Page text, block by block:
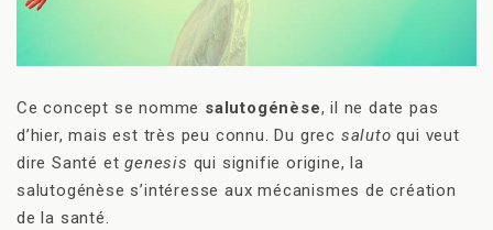
Ce concept se nomme salutogénèse, il ne date pas
d’hier, mais est très peu connu. Du grec saluto qui veut
dire Santé etgenesis qui signifie origine, la
salutogénèse s’intéresse aux mécanismes de création
de la santé.